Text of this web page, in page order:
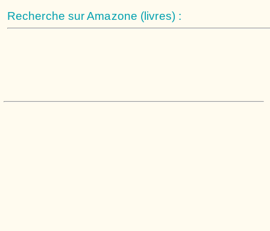
Recherche sur Amazone (livres) :